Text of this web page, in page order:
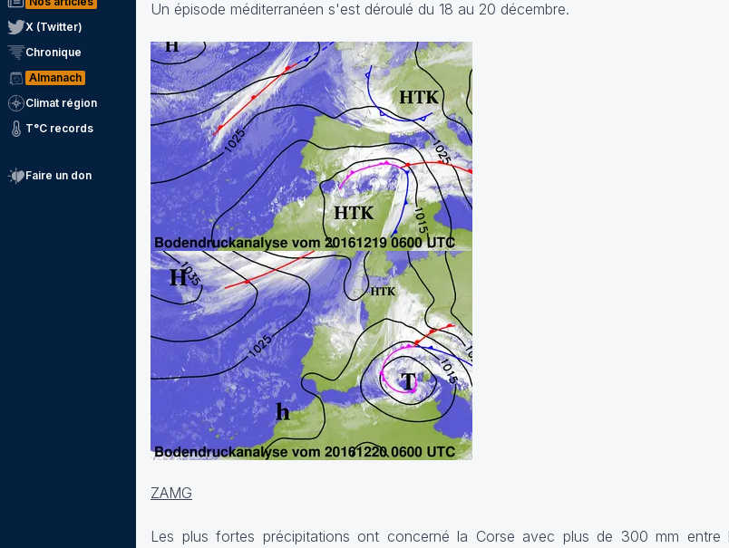
X (Twitter)
Chronique
Almanach
Climat région
T°C records
Faire un don
Un épisode méditerranéen s'est déroulé du 18 au 20 décembre.
ZAMG
Les plus fortes précipitations ont concerné la Corse avec plus de 300 mm